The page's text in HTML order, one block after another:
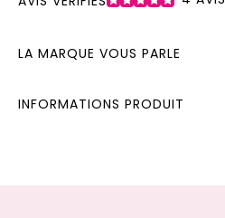
LA MARQUE VOUS PARLE
INFORMATIONS PRODUIT